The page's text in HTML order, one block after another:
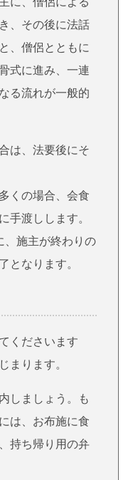
、その後に法話
、僧侶とともに
式に進み、一連
る流れが一般的
は、法要後にそ
くの場合、会食
手渡しします。
、施主が終わりの
となります。
くださいます
まります。
しましょう。も
は、お布施に食
持ち帰り用の弁